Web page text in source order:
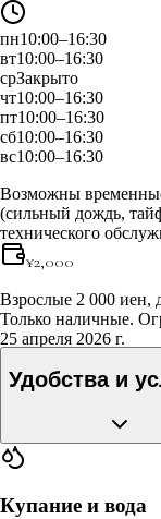
пн10:00–16:30
вт10:00–16:30
срЗакрыто
чт10:00–16:30
пт10:00–16:30
сб10:00–16:30
вс10:00–16:30
Возможны
(сильный дождь,
технического
¥2,000
Взрослые 2 000 иен,
Только наличные.
25 апреля 2026 г.
Удобства и
Купание и вода